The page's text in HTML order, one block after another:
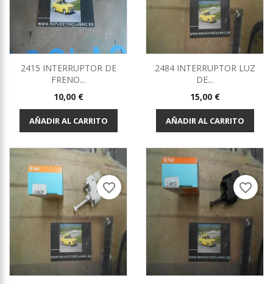
2415 INTERRUPTOR DE
FRENO...
Precio
10,00 €
AÑADIR AL CARRITO
2484 INTERRUPTOR LUZ
DE...
Precio
15,00 €
AÑADIR AL CARRITO
favorite_border favorite_border